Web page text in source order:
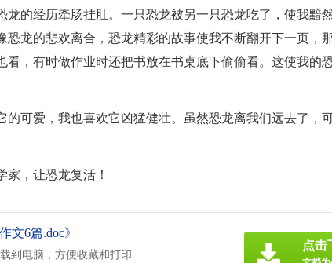
龙的经历牵肠挂肚。一只恐龙被另一只恐龙吃了，使我黯
恐龙的悲欢离合，恐龙精彩的故事使我不断翻开下一页，
看，有时做作业时还把书放在书桌底下偷偷看。这使我的
的可爱，我也喜欢它凶猛健壮。虽然恐龙离我们远去了，
家，让恐龙复活！
文6篇.doc》
到电脑，方便收藏和打印
点击